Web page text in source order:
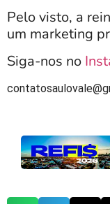
Pelo visto, a
um marketing
Siga-nos no